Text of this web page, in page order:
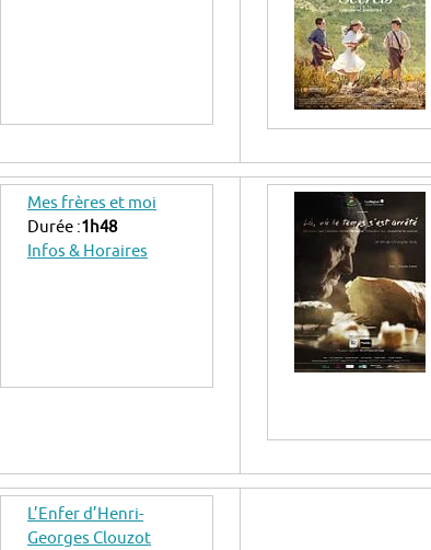
Mes frères et moi
Durée :1h48
Infos & Horaires
L’Enfer d’Henri-
Georges Clouzot